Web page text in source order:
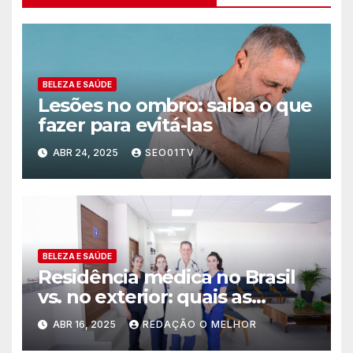
BELEZA E SAÚDE
Lesões no ombro: saiba o que
fazer para evitá-las
ABR 24, 2025 SEO01TV
BELEZA E SAÚDE
Residência médica no Brasil
vs. no exterior: quais as
principais diferenças?
ABR 16, 2025 REDAÇÃO O MELHOR